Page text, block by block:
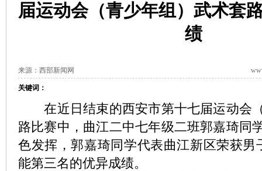
届运动会（青少年组）武术套
绩
来源：西部新闻网
关键词：
在近日结束的西安市第十七届运动会
路比赛中，曲江二中七年级二班郭嘉琦同
色发挥，郭嘉琦同学代表曲江新区荣获男
能第三名的优异成绩。